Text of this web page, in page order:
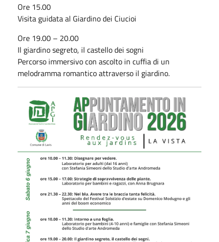
Ore 15.00
Visita guidata al Giardino dei Ciucioi
Ore 19.00 – 20.00
Il giardino segreto, il castello dei sogni
Percorso immersivo con ascolto in cuffia di un
melodramma romantico attraverso il giardino.